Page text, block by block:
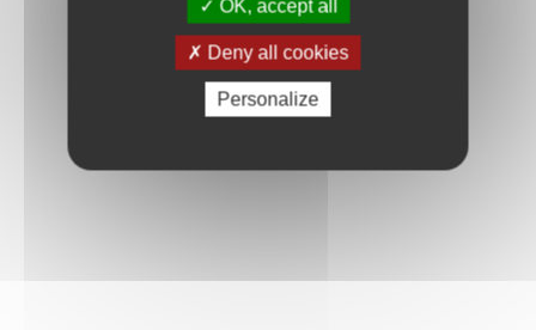
OK, accept all
Deny all cookies
Personalize